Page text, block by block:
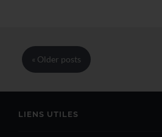
« Older posts
LIENS UTILES